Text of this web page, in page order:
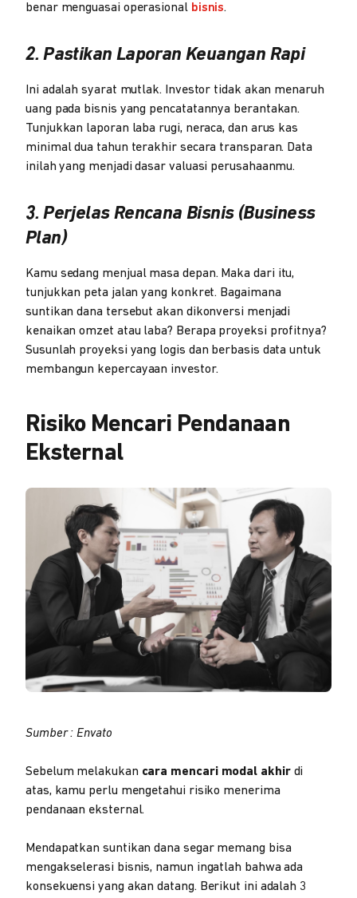
benar menguasai operasional bisnis.
2. Pastikan Laporan Keuangan Rapi
Ini adalah syarat mutlak. Investor tidak akan menaruh
uang pada bisnis yang pencatatannya berantakan.
Tunjukkan laporan laba rugi, neraca, dan arus kas
minimal dua tahun terakhir secara transparan. Data
inilah yang menjadi dasar valuasi perusahaanmu.
3. Perjelas Rencana Bisnis (Business
Plan)
Kamu sedang menjual masa depan. Maka dari itu,
tunjukkan peta jalan yang konkret. Bagaimana
suntikan dana tersebut akan dikonversi menjadi
kenaikan omzet atau laba? Berapa proyeksi profitnya?
Susunlah proyeksi yang logis dan berbasis data untuk
membangun kepercayaan investor.
Risiko Mencari Pendanaan
Eksternal
Sumber : Envato
Sebelum melakukan cara mencari modal akhirdi
atas, kamu perlu mengetahui risiko menerima
pendanaan eksternal.
Mendapatkan suntikan dana segar memang bisa
mengakselerasi bisnis, namun ingatlah bahwa ada
konsekuensi yang akan datang. Berikut ini adalah 3